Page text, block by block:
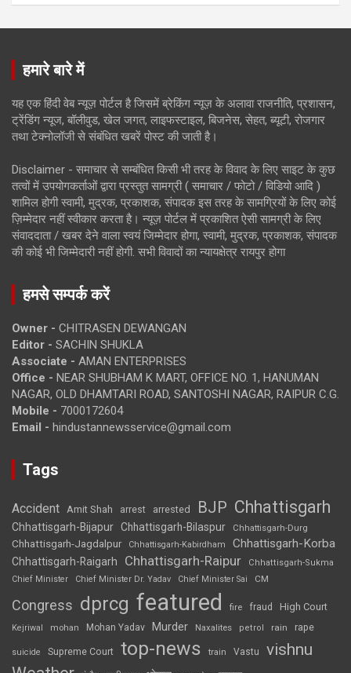
हमारे बारे में
यह एक हिंदी वेब न्यूज़ पोर्टल है जिसमें ब्रेकिंग न्यूज़ के अलावा राजनीति, प्रशासन,
ट्रेंडिंग न्यूज, बॉलीवुड, खेल जगत, लाइफस्टाइल, बिजनेस, सेहत, ब्यूटी, रोजगार
तथा टेक्नोलॉजी से संबंधित खबरें पोस्ट की जाती है।
Disclaimer - समाचार से सम्बंधित किसी भी तरह के विवाद के लिए साइट के कुछ
तत्वों में उपयोगकर्ताओं द्वारा प्रस्तुत सामग्री ( समाचार / फोटो / विडियो आदि )
शामिल होगी स्वामी, मुद्रक, प्रकाशक, संपादक इस तरह के सामग्रियों के लिए कोई
ज़िम्मेदार नहीं स्वीकार करता है। न्यूज़ पोर्टल में प्रकाशित ऐसी सामग्री के लिए
संवाददाता / खबर देने वाला स्वयं जिम्मेदार होगा, स्वामी, मुद्रक, प्रकाशक, संपादक
की कोई भी जिम्मेदारी नहीं होगी. सभी विवादों का न्यायक्षेत्र रायपुर होगा
हमसे सम्पर्क करें
Owner - CHITRASEN DEWANGAN
Editor - SACHIN SHUKLA
Associate - AMAN ENTERPRISES
Office - NEAR SHUBHAM K MART, OFFICE NO. 1, HANUMAN
NAGAR, OLD DHAMTARI ROAD, SANTOSHI NAGAR, RAIPUR C.G.
Mobile - 7000172604
Email - hindustannewsservice@gmail.com
Tags
Accident Amit Shah arrest arrested BJP Chhattisgarh
Chhattisgarh-Bijapur Chhattisgarh-Bilaspur Chhattisgarh-Durg
Chhattisgarh-Jagdalpur Chhattisgarh-Kabirdham Chhattisgarh-Korba
Chhattisgarh-Raigarh Chhattisgarh-Raipur
Chhattisgarh-Sukma
Chief Minister
Chief Minister Dr. Yadav Chief Minister Sai CM
Congress dprcg featured fire fraud High Court
Kejriwal mohan Mohan Yadav Murder Naxalites petrol rain rape
suicide Supreme Court top-news train Vastu vishnu